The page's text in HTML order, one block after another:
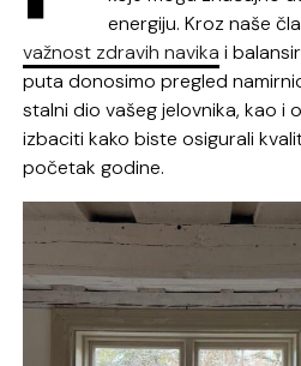
energiju. Kroz naše
važnost zdravih navika i
puta donosimo pregled
stalni dio vašeg jelovnika, kao i
izbaciti kako biste osigurali
početak godine.